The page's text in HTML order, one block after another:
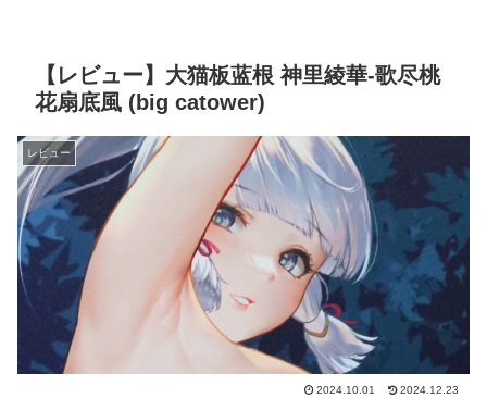
【レビュー】大猫板蓝根 神里綾華-歌尽桃
花扇底風 (big catower)
レビュー
2024.10.01 2024.12.23